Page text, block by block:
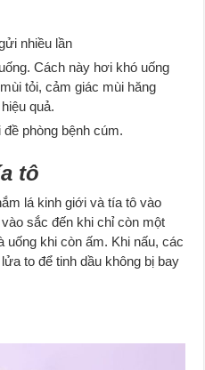
nhiều lần
Cách này hơi khó uống
tỏi, cảm giác mùi hăng
quả.
phòng bệnh cúm.
tô
lá kinh giới và tía tô vào
sắc đến khi chỉ còn một
khi còn ấm. Khi nấu, các
to để tinh dầu không bị bay